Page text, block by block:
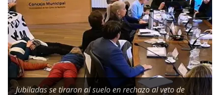
Jubiladas se tiraron al suelo en rechazo al veto de